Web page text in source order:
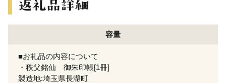
容量
■お礼品の内容について
・秩父銘仙 御朱印帳[1冊]
製造地:埼玉県長瀞町